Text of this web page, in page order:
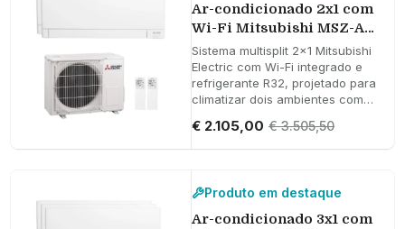
Ar-condicionado 2x1 com
Wi-Fi Mitsubishi MSZ-AY
3,5 kW 12000 BTU
Sistema multisplit 2x1 Mitsubishi
Electric com Wi-Fi integrado e
refrigerante R32, projetado para
climatizar dois ambientes com
silencioso e filtragem avançada
V-Blocking para conforto
€ 2.105,00 € 3.505,50
Produto em destaque
Ar-condicionado 3x1 com